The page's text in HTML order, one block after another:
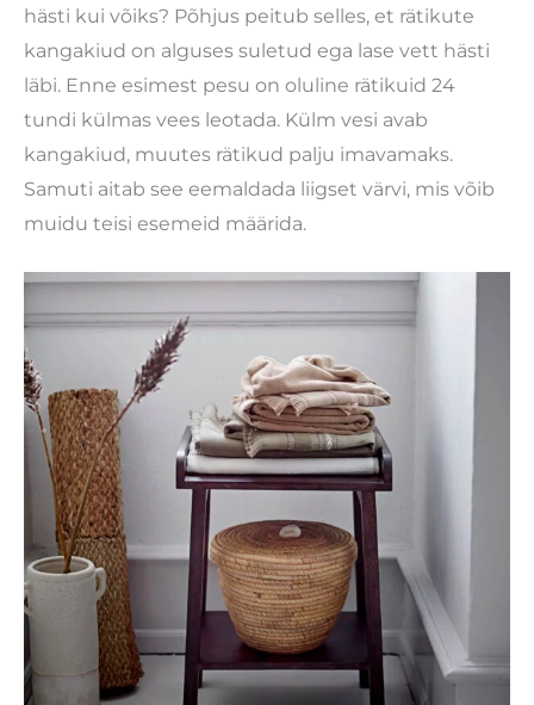
hästi kui võiks? Põhjus peitub selles, et rätikute
kangakiud on alguses suletud ega lase vett hästi
läbi. Enne esimest pesu on oluline rätikuid 24
tundi külmas vees leotada. Külm vesi avab
kangakiud, muutes rätikud palju imavamaks.
Samuti aitab see eemaldada liigset värvi, mis võib
muidu teisi esemeid määrida.